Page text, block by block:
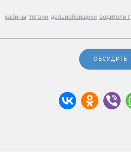
кабины тягачи дальнобойщики водители
ОБСУДИТЬ